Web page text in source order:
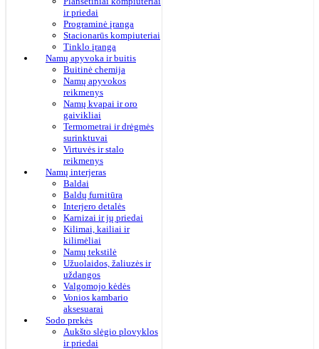
ir priedai
Programinė įranga
Stacionarūs kompiuteriai
Tinklo įranga
Namų apyvoka ir buitis
Buitinė chemija
Namų apyvokos
reikmenys
Namų kvapai ir oro
gaivikliai
Termometrai ir drėgmės
surinktuvai
Virtuvės ir stalo
reikmenys
Namų interjeras
Baldai
Baldų furnitūra
Interjero detalės
Karnizai ir jų priedai
Kilimai, kailiai ir
kilimėliai
Namų tekstilė
Užuolaidos, žaliuzės ir
uždangos
Valgomojo kėdės
Vonios kambario
aksesuarai
Sodo prekės
Aukšto slėgio plovyklos
ir priedai